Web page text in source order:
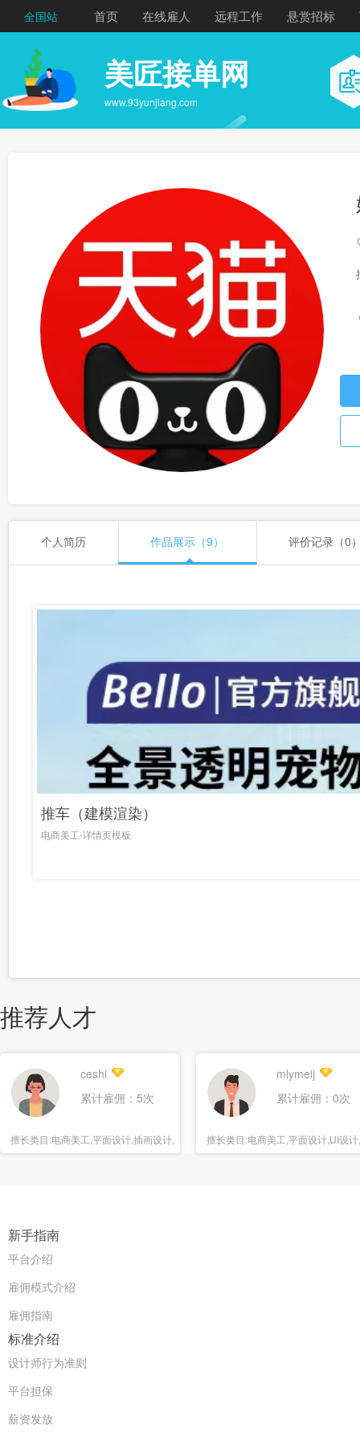
全国站 首页 在线雇人 远程工作 悬赏招标
美匠接单网
www.93yunjiang.com
个人简历 作品展示（9） 评价记录（0
推车（建模渲染）
电商美工-详情页模板
推荐人才
ceshi
累计雇佣：5次
擅长类目:电商美工,平面设计,插画设计,
海报设计
mlymeij
累计雇佣：0次
擅长类目:电商美工,平面设计,UI设
报设计
新手指南
平台介绍
雇佣模式介绍
雇佣指南
标准介绍
设计师行为准则
平台担保
薪资发放